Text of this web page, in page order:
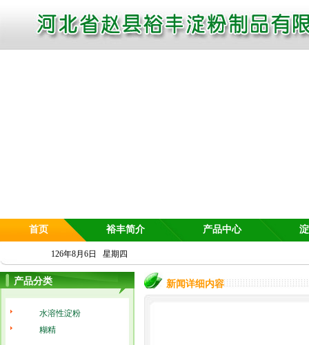
首页 裕丰简介 产品中心
126年8月6日 星期四
产品分类
水溶性淀粉
糊精
新闻详细内容